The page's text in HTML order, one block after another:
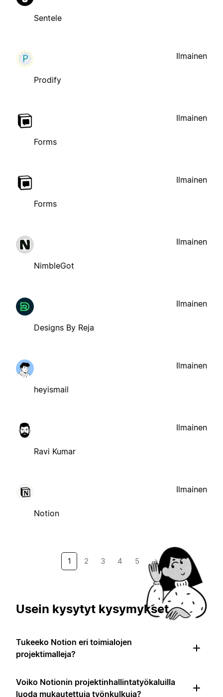
Sentele
Prodify
Ilmainen
Forms
Ilmainen
Forms
Ilmainen
NimbleGot
Ilmainen
Designs By Reja
Ilmainen
heyismail
Ilmainen
Ravi Kumar
Ilmainen
Notion
Ilmainen
1 2 3 4 5 →
Usein kysytyt kysymykset
Tukeeko Notion eri toimialojen
projektimalleja?
Voiko Notionin projektinhallintatyökaluilla
luoda mukautettuja työnkulkuja?